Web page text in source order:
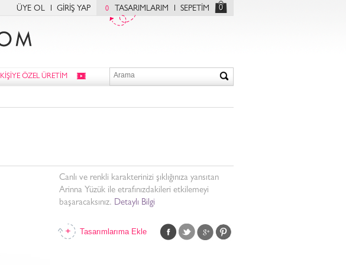
ÜYE OL GİRİŞ YAP 0 TASARIMLARIM SEPETİM 0
KİŞİYE ÖZEL ÜRETİM
Canlı ve renkli karakterinizi şıklığınıza yansıtan
Arinna Yüzük ile etrafınızdakileri etkilemeyi
başaracaksınız. Detaylı Bilgi
Tasarımlarıma Ekle